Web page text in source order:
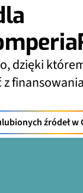
dzięki
finansowania
źródeł w